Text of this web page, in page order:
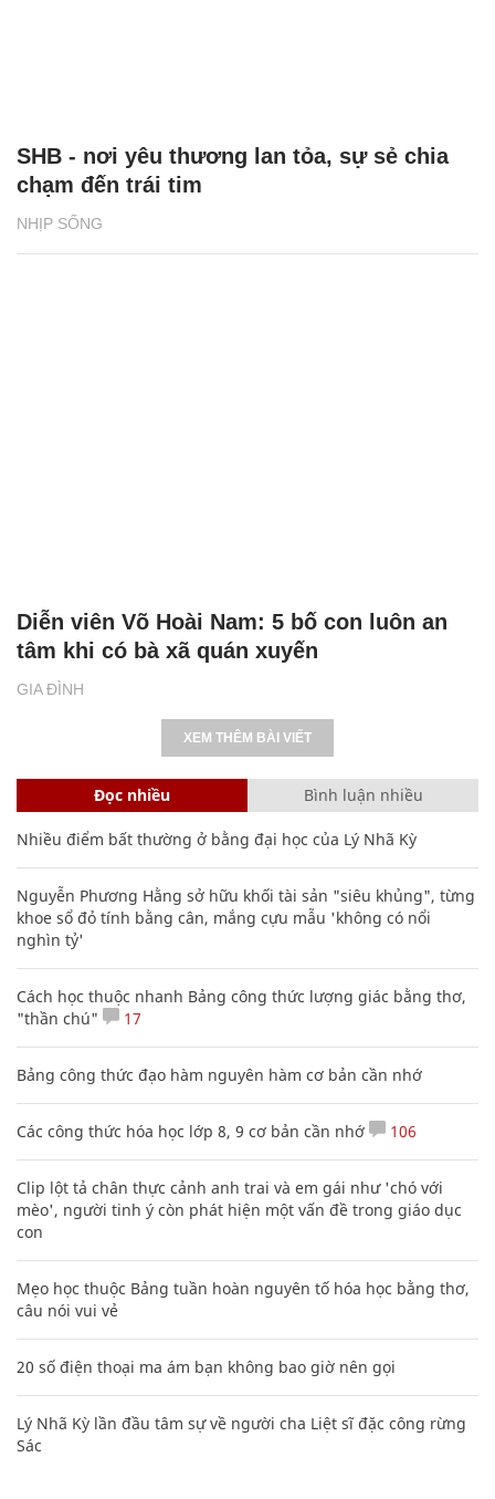
NHỊP SỐNG
SHB - nơi yêu thương lan tỏa, sự sẻ chia
chạm đến trái tim
GIA ĐÌNH
Diễn viên Võ Hoài Nam: 5 bố con luôn an
tâm khi có bà xã quán xuyến
XEM THÊM BÀI VIẾT
Đọc nhiều Bình luận nhiều
Nhiều điểm bất thường ở bằng đại học của Lý Nhã Kỳ
Nguyễn Phương Hằng sở hữu khối tài sản "siêu khủng", từng
khoe sổ đỏ tính bằng cân, mắng cựu mẫu 'không có nổi
nghìn tỷ'
Cách học thuộc nhanh Bảng công thức lượng giác bằng thơ,
"thần chú"
17
Bảng công thức đạo hàm nguyên hàm cơ bản cần nhớ
Các công thức hóa học lớp 8, 9 cơ bản cần nhớ 106
Clip lột tả chân thực cảnh anh trai và em gái như 'chó với
mèo', người tinh ý còn phát hiện một vấn đề trong giáo dục
con
Mẹo học thuộc Bảng tuần hoàn nguyên tố hóa học bằng thơ,
câu nói vui vẻ
20 số điện thoại ma ám bạn không bao giờ nên gọi
Lý Nhã Kỳ lần đầu tâm sự về người cha Liệt sĩ đặc công rừng
Sác